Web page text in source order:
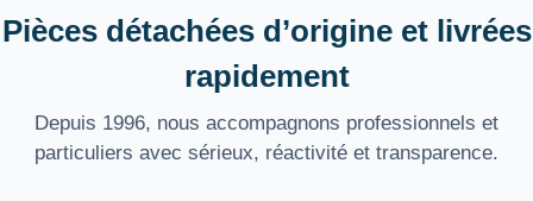
Pièces détachées d’origine et livrées
rapidement
Depuis 1996, nous accompagnons professionnels et
particuliers avec sérieux, réactivité et transparence.